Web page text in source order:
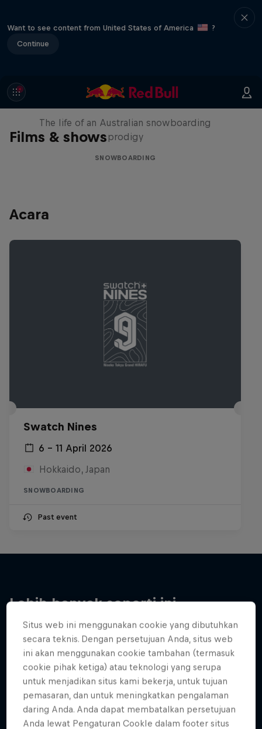
Want to see content from United States of America
?
Continue
Films & shows
Volare: Valentino Guseli
The life of an Australian snowboarding
prodigy
SNOWBOARDING
Acara
Swatch Nines
6 – 11 April 2026
Hokkaido, Japan
SNOWBOARDING
Past event
Lebih banyak seperti ini
Situs web ini menggunakan cookie yang dibutuhkan
secara teknis. Dengan persetujuan Anda, situs web
ini akan menggunakan cookie tambahan (termasuk
cookie pihak ketiga) atau teknologi yang serupa
untuk menjadikan situs kami bekerja, untuk tujuan
pemasaran, dan untuk meningkatkan pengalaman
daring Anda. Anda dapat membatalkan persetujuan
Anda lewat Pengaturan CookIe dalam footer situs